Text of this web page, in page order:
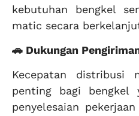
kebutuhan bengkel
matic secara
🚗 Dukungan
Kecepatan distribusi
penting bagi bengkel
penyelesaian